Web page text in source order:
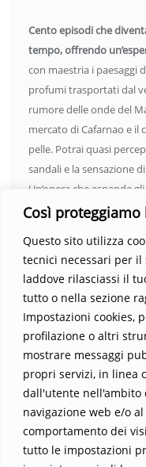
Così proteggiamo
Questo sito utilizza
tecnici necessari per
laddove rilasciassi il
tutto o nella sezione
Impostazioni cookies,
profilazione o altri
mostrare messaggi
propri servizi, in linea
dall'utente nell'ambito
navigazione web e/o
comportamento dei
tutto le impostazioni
Cento episodi che
tempo, offrendo
con maestria i paesaggi
profumi trasportati dal
rumore delle onde del
mercato di Cafarnao e il
pelle. Potrai quasi
sandali e la sensazione
Un’opera che espande
vedere oltre i confini del
indimenticabile.Non
questo viaggio